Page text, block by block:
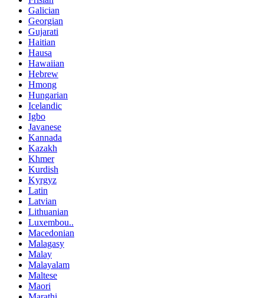
Galician
Georgian
Gujarati
Haitian
Hausa
Hawaiian
Hebrew
Hmong
Hungarian
Icelandic
Igbo
Javanese
Kannada
Kazakh
Khmer
Kurdish
Kyrgyz
Latin
Latvian
Lithuanian
Luxembou..
Macedonian
Malagasy
Malay
Malayalam
Maltese
Maori